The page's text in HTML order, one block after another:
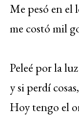
Me pesó en el
me costó mil
Peleé por la
y si perdí
Hoy tengo el